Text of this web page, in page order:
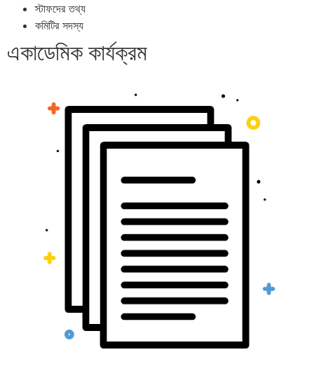
স্টাফদের তথ্য
কমিটির সদস্য
একাডেমিক কার্যক্রম